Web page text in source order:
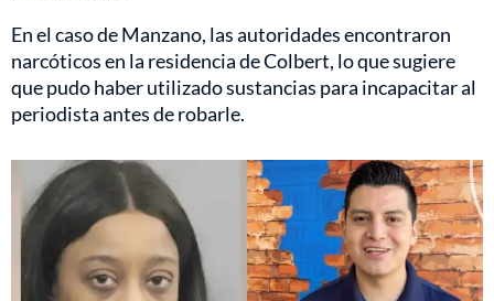
En el caso de Manzano, las autoridades encontraron
narcóticos en la residencia de Colbert, lo que sugiere
que pudo haber utilizado sustancias para incapacitar al
periodista antes de robarle.